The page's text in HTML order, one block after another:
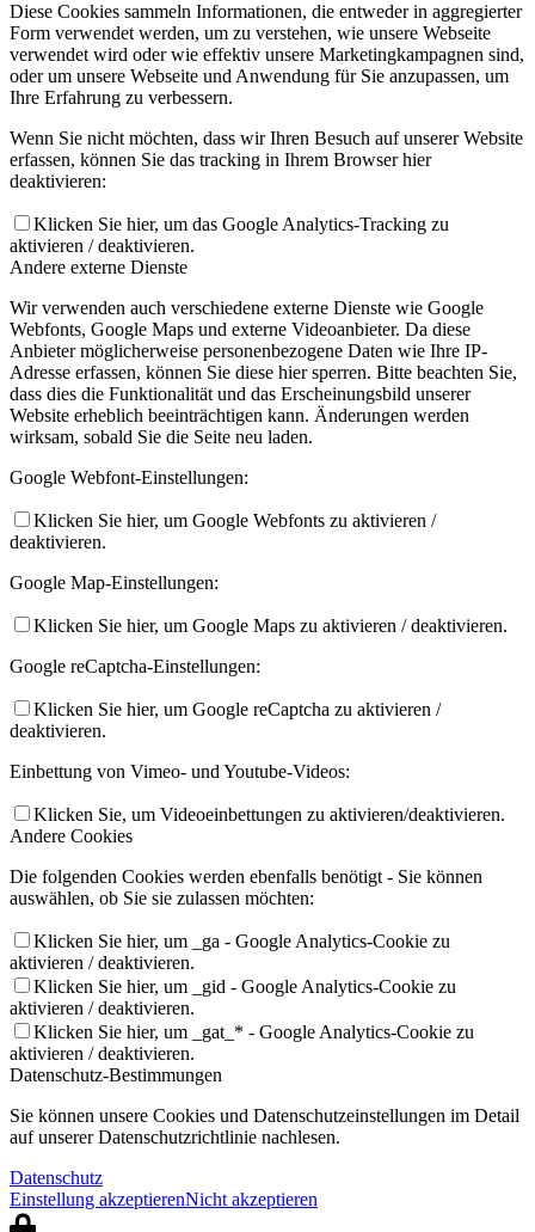
Diese Cookies sammeln Informationen, die entweder in aggregierter
Form verwendet werden, um zu verstehen, wie unsere Webseite
verwendet wird oder wie effektiv unsere Marketingkampagnen sind,
oder um unsere Webseite und Anwendung für Sie anzupassen, um
Ihre Erfahrung zu verbessern.
Wenn Sie nicht möchten, dass wir Ihren Besuch auf unserer Website
erfassen, können Sie das tracking in Ihrem Browser hier
deaktivieren:
Klicken Sie hier, um das Google Analytics-Tracking zu
aktivieren / deaktivieren.
Andere externe Dienste
Wir verwenden auch verschiedene externe Dienste wie Google
Webfonts, Google Maps und externe Videoanbieter. Da diese
Anbieter möglicherweise personenbezogene Daten wie Ihre IP-
Adresse erfassen, können Sie diese hier sperren. Bitte beachten Sie,
dass dies die Funktionalität und das Erscheinungsbild unserer
Website erheblich beeinträchtigen kann. Änderungen werden
wirksam, sobald Sie die Seite neu laden.
Google Webfont-Einstellungen:
Klicken Sie hier, um Google Webfonts zu aktivieren /
deaktivieren.
Google Map-Einstellungen:
Klicken Sie hier, um Google Maps zu aktivieren / deaktivieren.
Google reCaptcha-Einstellungen:
Klicken Sie hier, um Google reCaptcha zu aktivieren /
deaktivieren.
Einbettung von Vimeo- und Youtube-Videos:
Klicken Sie, um Videoeinbettungen zu aktivieren/deaktivieren.
Andere Cookies
Die folgenden Cookies werden ebenfalls benötigt - Sie können
auswählen, ob Sie sie zulassen möchten:
Klicken Sie hier, um _ga - Google Analytics-Cookie zu
aktivieren / deaktivieren.
Klicken Sie hier, um _gid - Google Analytics-Cookie zu
aktivieren / deaktivieren.
Klicken Sie hier, um _gat_* - Google Analytics-Cookie zu
aktivieren / deaktivieren.
Datenschutz-Bestimmungen
Sie können unsere Cookies und Datenschutzeinstellungen im Detail
auf unserer Datenschutzrichtlinie nachlesen.
Datenschutz
Einstellung akzeptierenNicht akzeptieren